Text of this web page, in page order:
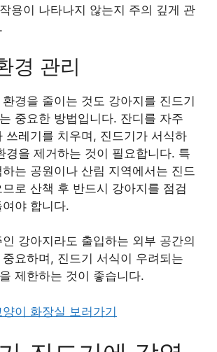
용이 나타나지 않는지 주의 깊게 관
경 관리
경을 줄이는 것도 강아지를 진드기
중요한 방법입니다. 잔디를 자주
쓰레기를 치우며, 진드기가 서식하
경을 제거하는 것이 필요합니다. 특
는 공원이나 산림 지역에서는 진드
로 산책 후 반드시 강아지를 점검
야 합니다.
강아지라도 출입하는 외부 공간의
요하며, 진드기 서식이 우려되는
제한하는 것이 좋습니다.
이 화장실 보러가기